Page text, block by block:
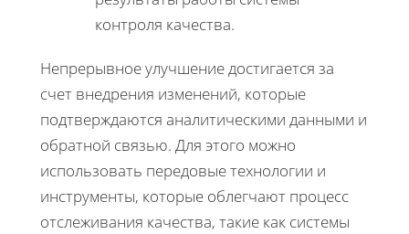
контроля качества.
Непрерывное улучшение достигается за
счет внедрения изменений, которые
подтверждаются аналитическими данными и
обратной связью. Для этого можно
использовать передовые технологии и
инструменты, которые облегчают процесс
отслеживания качества, такие как системы